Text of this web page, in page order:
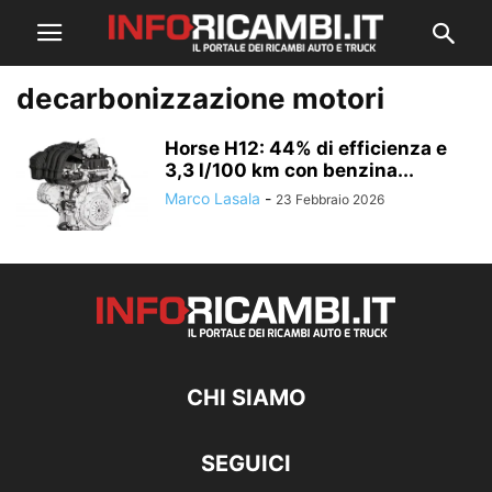
decarbonizzazione motori
Horse H12: 44% di efficienza e
3,3 l/100 km con benzina...
Marco Lasala - 23 Febbraio 2026
CHI SIAMO
SEGUICI